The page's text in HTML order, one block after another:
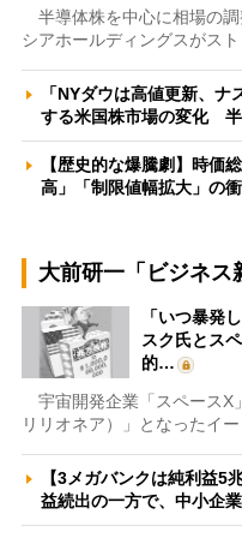
半導体株を中心に相場の
シアホールディングスがス
「NYダウは高値更新、
する米国株市場の変化
【歴史的な爆騰劇】時価
高」「制限値幅拡大」
大前研一「ビジネス
「いつ暴発
スク氏とス
的…
宇宙開発企業「スペースX
リリオネア）」となったイ
【3メガバンクは純利益5
益続出の一方で、中小企